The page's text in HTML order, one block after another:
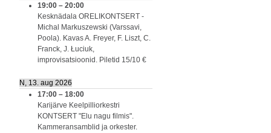
19:00 – 20:00
Kesknädala ORELIKONTSERT -
Michal Markuszewski (Varssavi,
Poola). Kavas A. Freyer, F. Liszt, C.
Franck, J. Łuciuk,
improvisatsioonid. Piletid 15/10 €
N, 13. aug 2026
17:00 – 18:00
Karijärve Keelpilliorkestri
KONTSERT "Elu nagu filmis".
Kammeransamblid ja orkester.